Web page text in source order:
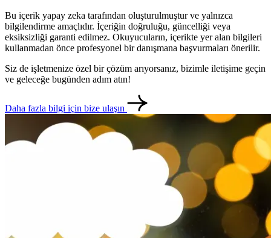
Bu içerik yapay zeka tarafından oluşturulmuştur ve yalnızca
bilgilendirme amaçlıdır. İçeriğin doğruluğu, güncelliği veya
eksiksizliği garanti edilmez. Okuyucuların, içerikte yer alan bilgileri
kullanmadan önce profesyonel bir danışmana başvurmaları önerilir.
Siz de işletmenize özel bir çözüm arıyorsanız, bizimle iletişime geçin
ve geleceğe bugünden adım atın!
Daha fazla bilgi için bize ulaşın